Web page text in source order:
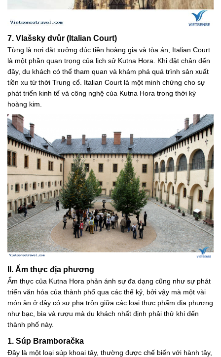
7. Vlašsky dvůr (Italian Court)
Từng là nơi đặt xưởng đúc tiền hoàng gia và tòa án, Italian Court
là một phần quan trọng của lịch sử Kutna Hora. Khi đặt chân đến
đây, du khách có thể tham quan và khám phá quá trình sản xuất
tiền xu từ thời Trung cổ. Italian Court là một minh chứng cho sự
phát triển kinh tế và công nghệ của Kutna Hora trong thời kỳ
hoàng kim.
II. Ẩm thực địa phương
Ẩm thực của Kutna Hora phản ánh sự đa dạng cũng như sự phát
triển văn hóa của thành phố qua các thế kỷ, bởi vậy mà một vài
món ăn ở đây có sự pha trộn giữa các loại thực phẩm địa phương
như bạc, bia và rượu mà du khách nhất định phải thử khi đến
thành phố này.
1. Súp Bramboračka
Đây là một loại súp khoai tây, thường được chế biến với hành tây,